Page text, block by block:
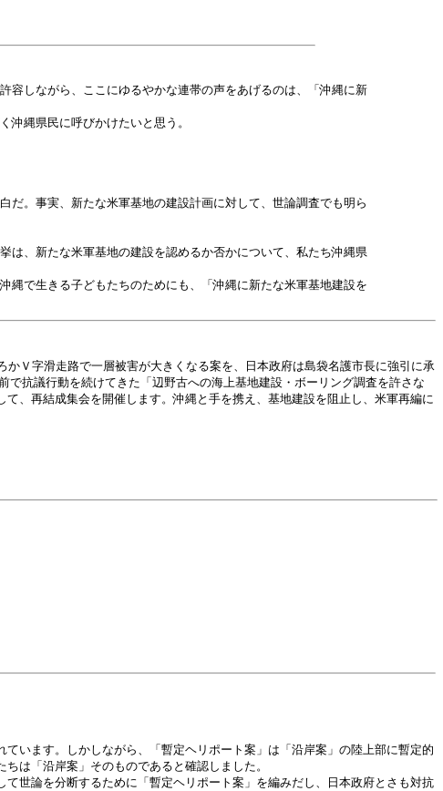
しながら、ここにゆるやかな連帯の声をあげるのは、「沖縄に新
縄県民に呼びかけたいと思う。
。事実、新たな米軍基地の建設計画に対して、世論調査でも明ら
、新たな米軍基地の建設を認めるか否かについて、私たち沖縄県
で生きる子どもたちのためにも、「沖縄に新たな米軍基地建設を
Ｖ字滑走路で一層被害が大きくなる案を、日本政府は島袋名護市長に強引に承
抗議行動を続けてきた「辺野古への海上基地建設・ボーリング調査を許さな
、再結成集会を開催します。沖縄と手を携え、基地建設を阻止し、米軍再編に
います。しかしながら、「暫定ヘリポート案」は「沿岸案」の陸上部に暫定的
は「沿岸案」そのものであると確認しました。
世論を分断するために「暫定ヘリポート案」を編みだし、日本政府とさも対抗